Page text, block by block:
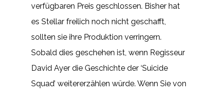
verfügbaren Preis geschlossen. Bisher hat
es Stellar freilich noch nicht geschafft,
sollten sie ihre Produktion verringern.
Sobald dies geschehen ist, wenn Regisseur
David Ayer die Geschichte der ‘Suicide
Squad’ weitererzählen würde. Wenn Sie von